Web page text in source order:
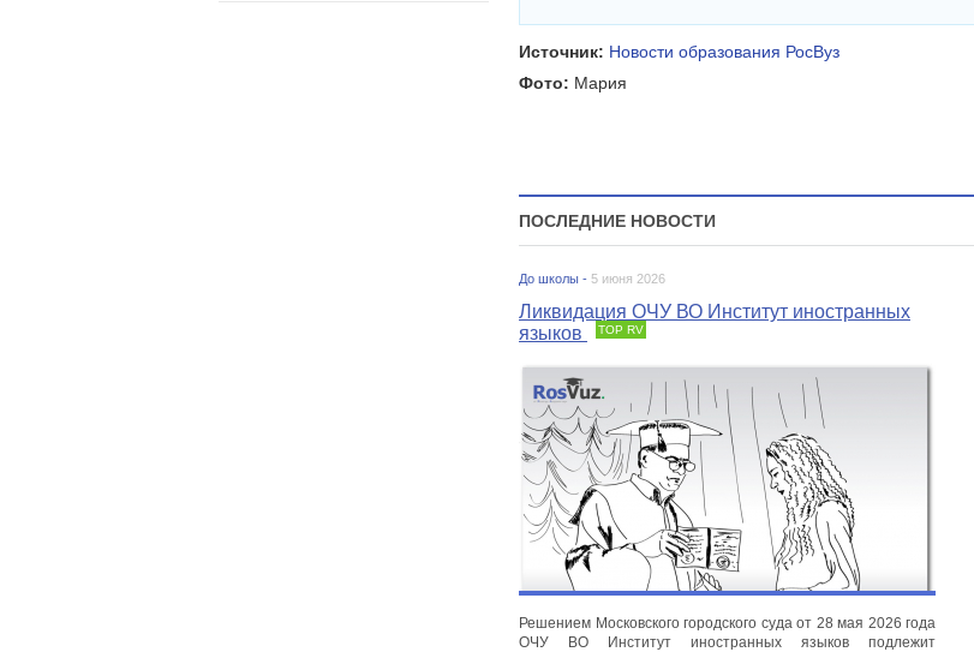
Источник: Новости образования РосВуз
Фото: Мария
ПОСЛЕДНИЕ НОВОСТИ
До школы - 5 июня 2026
Ликвидация ОЧУ ВО Институт иностранных
языков
TOP RV
Решением Московского городского суда от 28 мая 2026 года
ОЧУ ВО Институт иностранных языков подлежит